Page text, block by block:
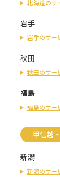
北海道のサ
岩手
岩手のサー
秋田
秋田のサー
福島
福島のサー
甲信越
新潟
新潟のサー